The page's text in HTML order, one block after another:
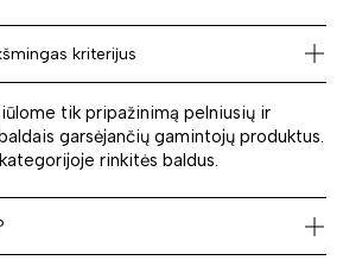
kriterijus
tik pripažinimą pelniusių ir
garsėjančių gamintojų produktus.
rinkitės baldus.